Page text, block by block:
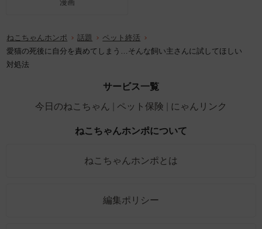
漫画
ねこちゃんホンポ 話題
ペット終活
愛猫の死後に自分を責めてしまう…そんな飼い主さんに試してほしい
対処法
サービス一覧
今日のねこちゃん
ペット保険 にゃんリンク
ねこちゃんホンポについて
ねこちゃんホンポとは
編集ポリシー